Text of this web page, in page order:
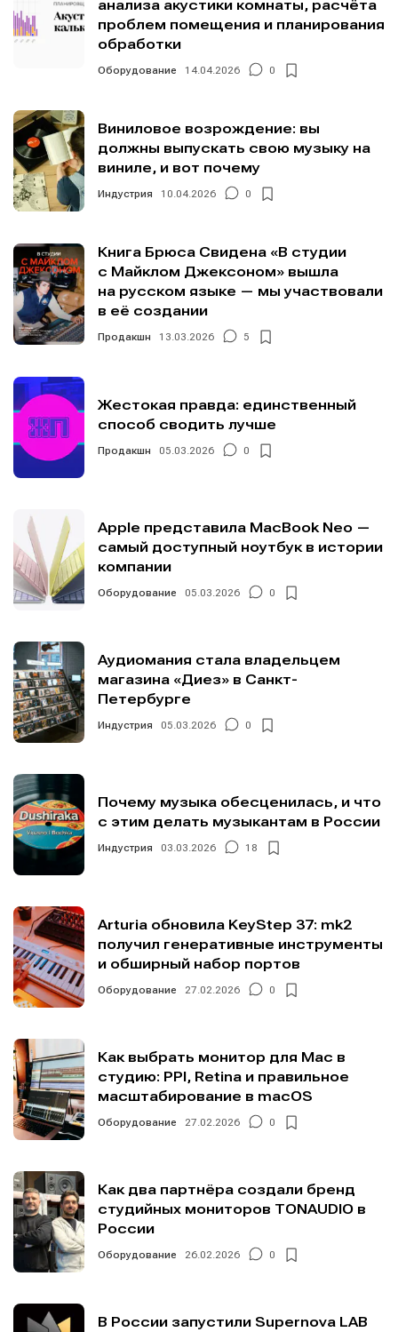
анализа акустики комнаты, расчёта
проблем помещения и планирования
обработки
Оборудование 14.04.2026 0
Виниловое возрождение: вы
должны выпускать свою музыку на
виниле, и вот почему
Индустрия 10.04.2026 0
Книга Брюса Свидена «В студии
с Майклом Джексоном» вышла
на русском языке — мы участвовали
в её создании
Продакшн 13.03.2026 5
Жестокая правда: единственный
способ сводить лучше
Продакшн 05.03.2026 0
Apple представила MacBook Neo —
самый доступный ноутбук в истории
компании
Оборудование 05.03.2026 0
Аудиомания стала владельцем
магазина «Диез» в Санкт-
Петербурге
Индустрия 05.03.2026 0
Почему музыка обесценилась, и что
с этим делать музыкантам в России
Индустрия 03.03.2026 18
Arturia обновила KeyStep 37: mk2
получил генеративные инструменты
и обширный набор портов
Оборудование 27.02.2026 0
Как выбрать монитор для Mac в
студию: PPI, Retina и правильное
масштабирование в macOS
Оборудование 27.02.2026 0
Как два партнёра создали бренд
студийных мониторов TONAUDIO в
России
Оборудование 26.02.2026 0
В России запустили Supernova LAB